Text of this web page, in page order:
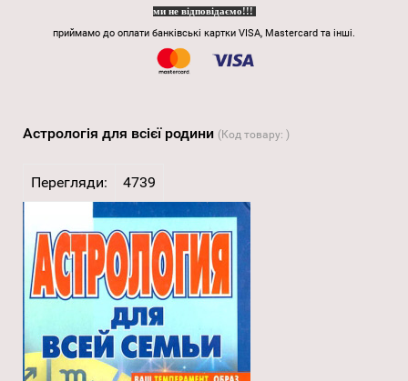
ми не відповідаємо!!!
приймамо до оплати банківські картки VISA, Mastercard та інші.
Астрологія для всієї родини (Код товару: )
Перегляди: 4739